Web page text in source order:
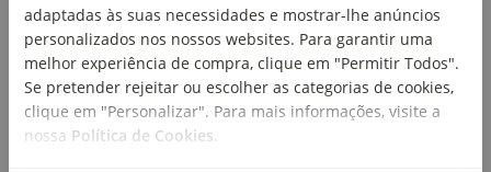
adaptadas às suas necessidades e mostrar-lhe anúncios
personalizados nos nossos websites. Para garantir uma
melhor experiência de compra, clique em "Permitir Todos".
Se pretender rejeitar ou escolher as categorias de cookies,
clique em "Personalizar". Para mais informações, visite a
nossa Política de Cookies